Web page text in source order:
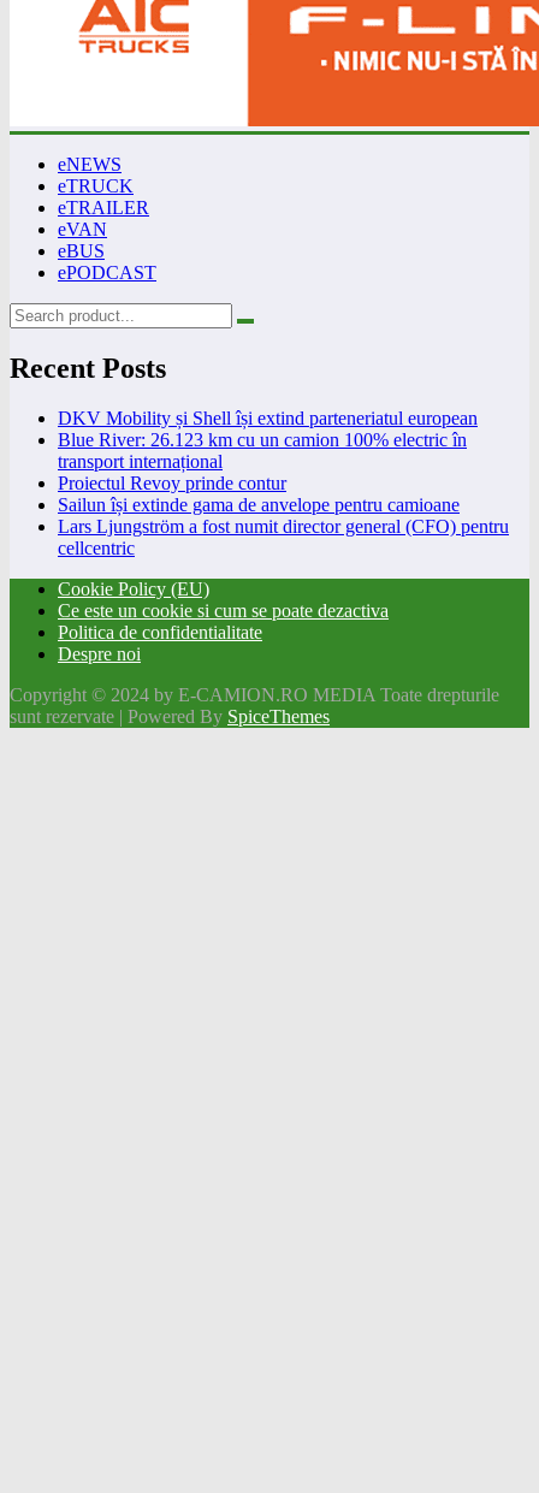
eNEWS
eTRUCK
eTRAILER
eVAN
eBUS
ePODCAST
Recent Posts
DKV Mobility și Shell își extind parteneriatul european
Blue River: 26.123 km cu un camion 100% electric în
transport internațional
Proiectul Revoy prinde contur
Sailun își extinde gama de anvelope pentru camioane
Lars Ljungström a fost numit director general (CFO) pentru
cellcentric
Cookie Policy (EU)
Ce este un cookie si cum se poate dezactiva
Politica de confidentialitate
Despre noi
Copyright © 2024 by E-CAMION.RO MEDIA Toate drepturile
sunt rezervate | Powered By SpiceThemes